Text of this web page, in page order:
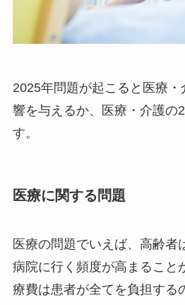
2025年問題が起こると医療
響を与えるか、医療・介護の
す。
医療に関する問題
医療の問題でいえば、高齢者
病院に行く頻度が高まること
療費は患者が全てを負担する